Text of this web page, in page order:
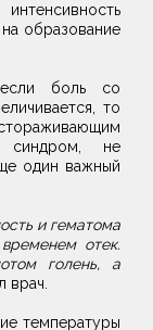
образование
боль со
то
синдром, не
один важный
и гематома
отек.
голень, а
врач.
температуры